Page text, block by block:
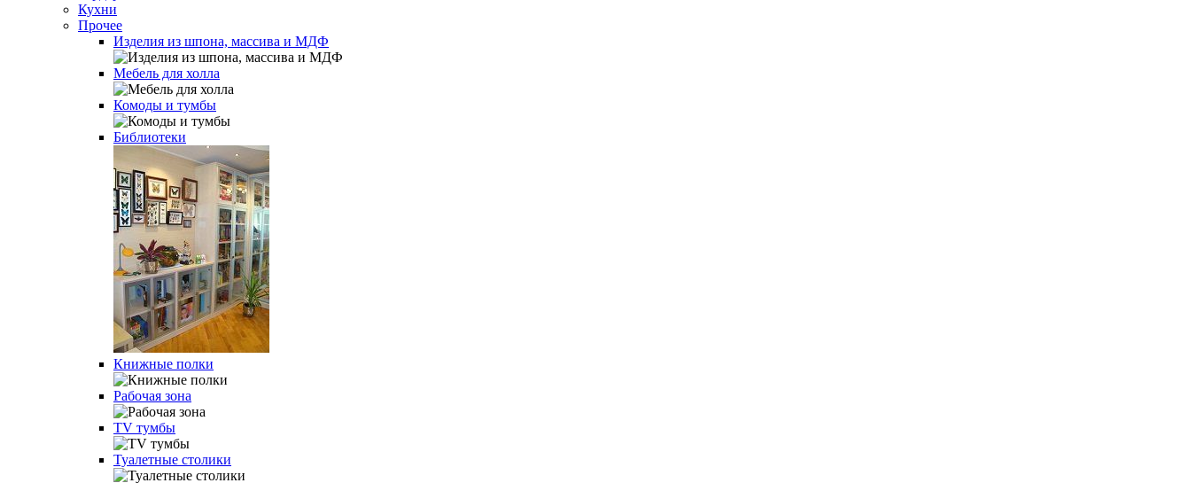
Кухни
Прочее
Изделия из шпона, массива и МДФ
Мебель для холла
Комоды и тумбы
Библиотеки
Книжные полки
Рабочая зона
TV тумбы
Туалетные столики